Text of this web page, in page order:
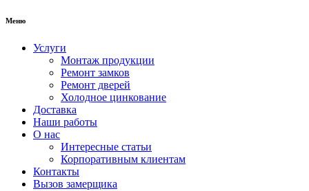
Меню
Услуги
Монтаж продукции
Ремонт замков
Ремонт дверей
Холодное цинкование
Доставка
Наши работы
О нас
Интересные статьи
Корпоративным клиентам
Контакты
Вызов замерщика